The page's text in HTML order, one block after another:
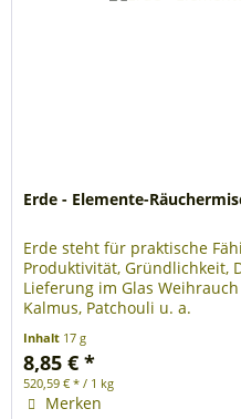
Erde - Elemente-
Erde steht für praktische
Produktivität, Gründlichkeit,
Lieferung im Glas
Kalmus, Patchouli u. a.
Inhalt 17 g
8,85 € *
520,59 € * / 1 kg
Merken